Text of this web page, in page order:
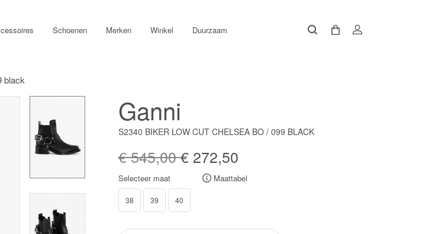
Schoenen Merken Winkel Duurzaam
black
Ganni
S2340 BIKER LOW CUT CHELSEA BO / 099 BLACK
€ 545,00€ 272,50
Selecteer maat Maattabel
38 39 40